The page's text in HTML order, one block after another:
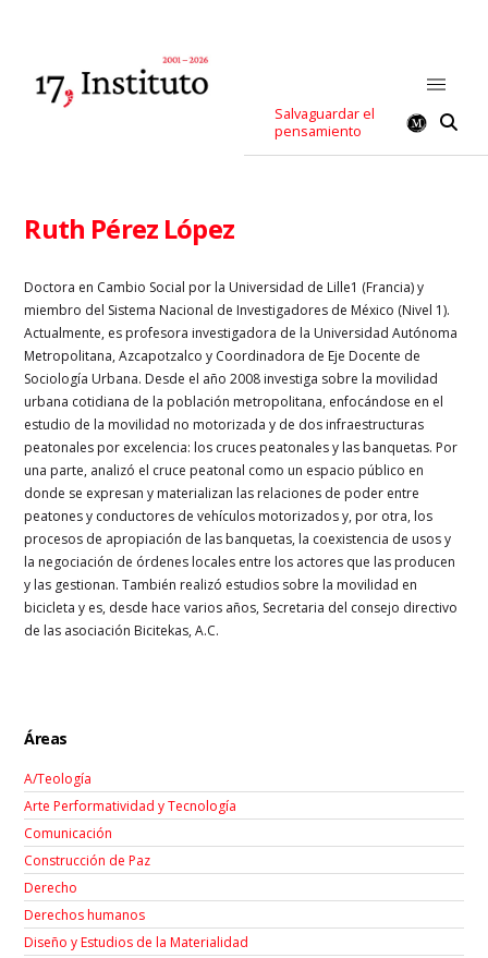
Salvaguardar el
pensamiento
Ruth Pérez López
Doctora en Cambio Social por la Universidad de Lille1 (Francia) y
miembro del Sistema Nacional de Investigadores de México (Nivel 1).
Actualmente, es profesora investigadora de la Universidad Autónoma
Metropolitana, Azcapotzalco y Coordinadora de Eje Docente de
Sociología Urbana. Desde el año 2008 investiga sobre la movilidad
urbana cotidiana de la población metropolitana, enfocándose en el
estudio de la movilidad no motorizada y de dos infraestructuras
peatonales por excelencia: los cruces peatonales y las banquetas. Por
una parte, analizó el cruce peatonal como un espacio público en
donde se expresan y materializan las relaciones de poder entre
peatones y conductores de vehículos motorizados y, por otra, los
procesos de apropiación de las banquetas, la coexistencia de usos y
la negociación de órdenes locales entre los actores que las producen
y las gestionan. También realizó estudios sobre la movilidad en
bicicleta y es, desde hace varios años, Secretaria del consejo directivo
de las asociación Bicitekas, A.C.
Áreas
A/Teología
Arte Performatividad y Tecnología
Comunicación
Construcción de Paz
Derecho
Derechos humanos
Diseño y Estudios de la Materialidad